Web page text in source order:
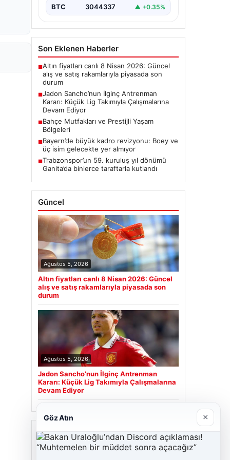
Jadon Sancho, kariyerine yeni…
BTC 3044337 ▲ +0.35%
Son Eklenen Haberler
■Altın fiyatları canlı 8 Nisan 2026: Güncel
alış ve satış rakamlarıyla piyasada son
durum
■Jadon Sancho’nun İlginç Antrenman
Kararı: Küçük Lig Takımıyla Çalışmalarına
Devam Ediyor
■Bahçe Mutfakları ve Prestijli Yaşam
Bölgeleri
■Bayern’de büyük kadro revizyonu: Boey ve
üç isim gelecekte yer almıyor
■Trabzonspor’un 59. kuruluş yıl dönümü
Ganita’da binlerce taraftarla kutlandı
Güncel
Ağustos 5, 2026
Altın fiyatları canlı 8 Nisan 2026: Güncel
alış ve satış rakamlarıyla piyasada son
durum
Ağustos 5, 2026
Jadon Sancho’nun İlginç Antrenman
Kararı: Küçük Lig Takımıyla Çalışmalarına
Devam Ediyor
Son Eklenen Firmalar
Göz Atın ×